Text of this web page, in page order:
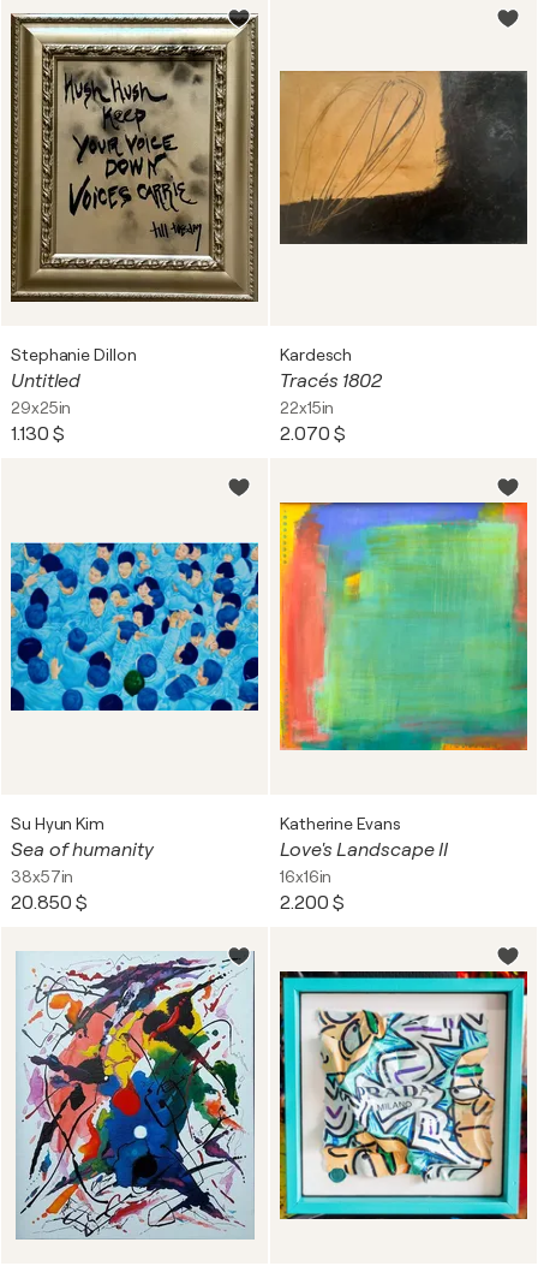
Stephanie Dillon
Untitled
29x25in
1.130 $
Kardesch
Tracés 1802
22x15in
2.070 $
Su Hyun Kim
Sea of humanity
38x57in
20.850 $
Katherine Evans
Love's Landscape II
16x16in
2.200 $